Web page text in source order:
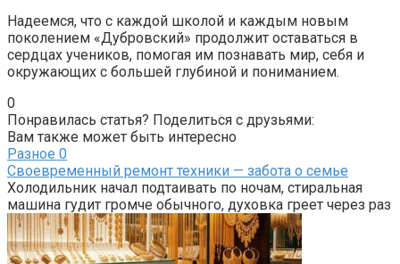
Надеемся, что с каждой школой и каждым новым
поколением «Дубровский» продолжит оставаться в
сердцах учеников, помогая им познавать мир, себя и
окружающих с большей глубиной и пониманием.
0
Понравилась статья? Поделиться с друзьями:
Вам также может быть интересно
Разное 0
Своевременный ремонт техники — забота о семье
Холодильник начал подтаивать по ночам, стиральная
машина гудит громче обычного, духовка греет через раз